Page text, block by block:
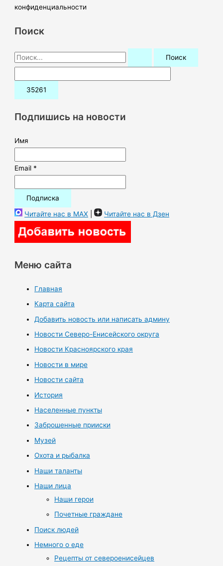
конфиденциальности
Поиск
П
о
и
:Подпишись на новости
Имя
Email *
Читайте нас в MAX | Читайте нас в Дзен
Меню сайта
Главная
Карта сайта
Добавить новость или написать админу
Новости Северо-Енисейского округа
Новости Красноярского края
Новости в мире
Новости сайта
История
Населенные пункты
Заброшенные прииски
Музей
Охота и рыбалка
Наши таланты
Наши лица
Наши герои
Почетные граждане
Поиск людей
Немного о еде
Рецепты от североенисейцев